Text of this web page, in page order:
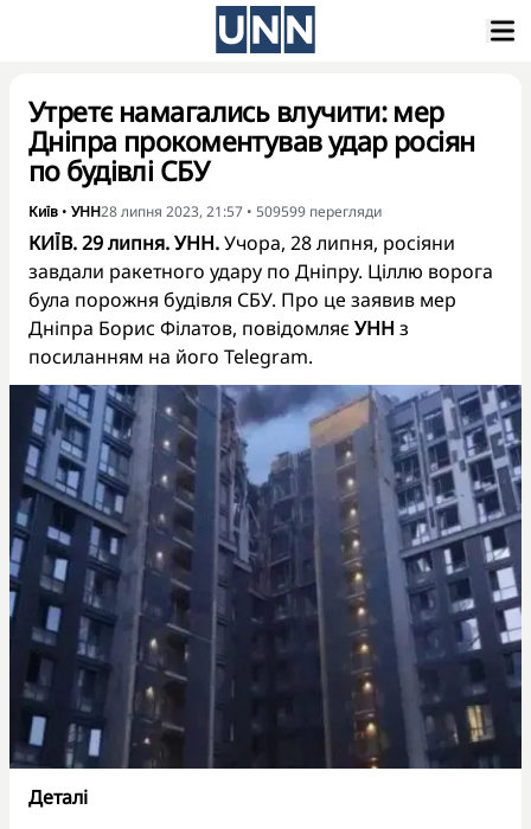
Утретє намагались влучити: мер
Дніпра прокоментував удар росіян
по будівлі СБУ
Київ • УНН28 липня 2023, 21:57 • 509599 перегляди
КИЇВ. 29 липня. УНН.Учора, 28 липня, росіяни
завдали ракетного удару по Дніпру. Ціллю ворога
була порожня будівля СБУ. Про це заявив мер
Дніпра Борис Філатов, повідомляє УНН з
посиланням на його Telegram.
Деталі